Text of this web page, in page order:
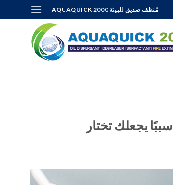
to
AQUAQUICK 2000 مُنظف صديق للبيئة